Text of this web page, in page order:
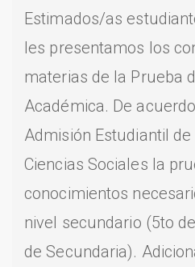
Estimados/as
les presentamos los
materias de la Prueba
Académica. De
Admisión Estudiantil
Ciencias Sociales la
conocimientos
nivel secundario (5to
de Secundaria).